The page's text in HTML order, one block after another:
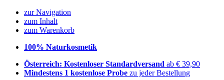
zur Navigation
zum Inhalt
zum Warenkorb
100% Naturkosmetik
Österreich: Kostenloser Standardversand ab € 39,90
Mindestens 1 kostenlose Probe zu jeder Bestellung